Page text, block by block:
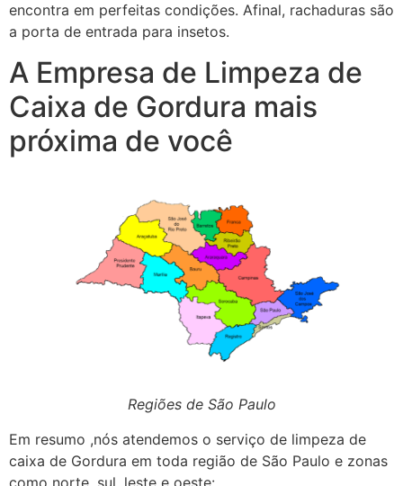
encontra em perfeitas condições. Afinal, rachaduras são
a porta de entrada para insetos.
A Empresa de Limpeza de
Caixa de Gordura mais
próxima de você
Regiões de São Paulo
Em resumo ,nós atendemos o serviço de limpeza de
caixa de Gordura em toda região de São Paulo e zonas
como norte, sul, leste e oeste: